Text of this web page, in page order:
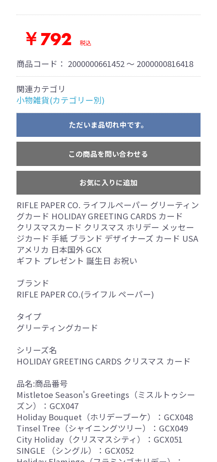
￥792 税込
商品コード： 2000000661452 ～ 2000000816418
関連カテゴリ
小物雑貨(カテゴリー別)
ただいま品切れ中です。
この商品を問い合わせる
お気に入りに追加
RIFLE PAPER CO. ライフルペーパー グリーティン
グカード HOLIDAY GREETING CARDS カード
クリスマスカード クリスマス ホリデー メッセー
ジカード 手紙 ブランド デザイナーズ カード USA
アメリカ 日本国外 GCX
ギフト プレゼント 誕生日 お祝い
ブランド
RIFLE PAPER CO.(ライフル ペーパー)
タイプ
グリーティングカード
シリーズ名
HOLIDAY GREETING CARDS クリスマス カード
品名:商品番号
Mistletoe Season's Greetings（ミスルトゥシー
ズン）：GCX047
Holiday Bouquet（ホリデーブーケ）：GCX048
Tinsel Tree（シャイニングツリー）：GCX049
City Holiday（クリスマスシティ）：GCX051
SINGLE （シングル）：GCX052